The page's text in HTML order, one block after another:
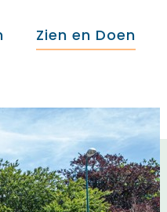
Zien en Doen
Over ons
Over ons